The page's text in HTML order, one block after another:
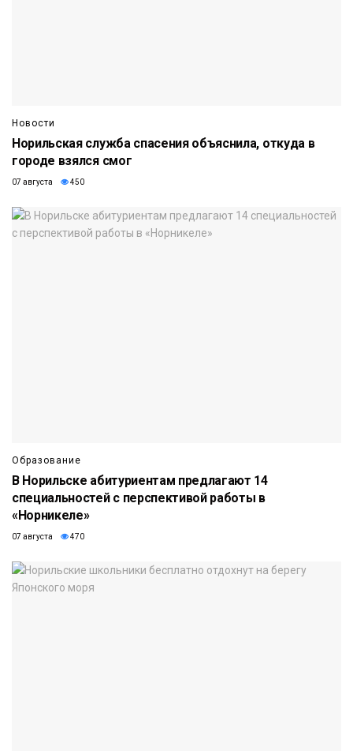
Новости
Норильская служба спасения объяснила, откуда в
городе взялся смог
07 августа 450
Образование
В Норильске абитуриентам предлагают 14
специальностей с перспективой работы в
«Норникеле»
07 августа 470